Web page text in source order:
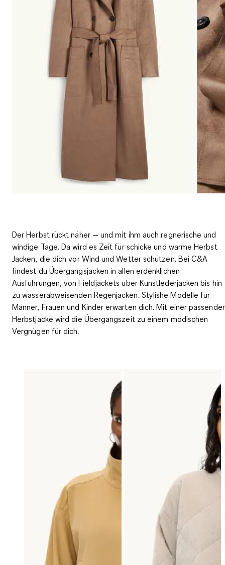
Der Herbst rückt näher — und mit ihm auch regnerische und
windige Tage. Da wird es Zeit für schicke und warme Herbst
Jacken, die dich vor Wind und Wetter schützen. Bei C&A
findest du Übergangsjacken in allen erdenklichen
Ausführungen, von Fieldjackets über Kunstlederjacken bis hin
zu wasserabweisenden Regenjacken. Stylishe Modelle für
Männer, Frauen und Kinder erwarten dich. Mit einer
Herbstjacke wird die Übergangszeit zu einem modischen
Vergnügen für dich.